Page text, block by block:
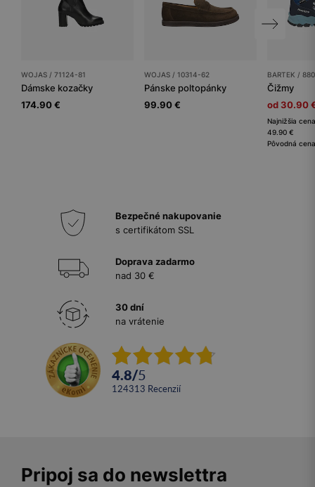
WOJAS / 71124-81
Dámske kozačky
174.90 €
WOJAS / 10314-62
Pánske poltopánky
99.90 €
BARTEK /
Čižmy
od 30.90
Najnižšia
49.90 €
Pôvodná
Bezpečné nakupovanie
s certifikátom SSL
Doprava zadarmo
nad 30 €
30 dní
na vrátenie
4.8/5
124313 recenzií
Pripoj sa do newslettra